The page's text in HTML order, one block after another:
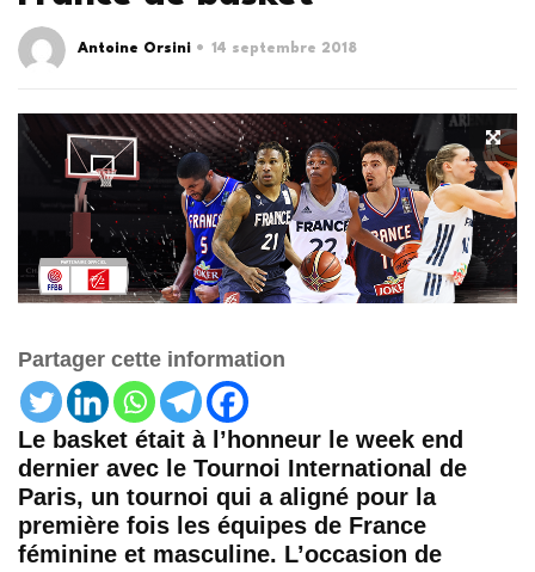
Antoine Orsini 14 septembre 2018
Partager cette information
Le basket était à l’honneur le week end
dernier avec le Tournoi International de
Paris, un tournoi qui a aligné pour la
première fois les équipes de France
féminine et masculine. L’occasion de